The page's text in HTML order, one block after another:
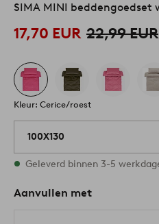
SIMA MINI beddengoedset
17,70 EUR 22,99 EUR
Kleur: Cerice/roest
100X130
Op voorraad
Geleverd binnen 3-5
Aanvullen met